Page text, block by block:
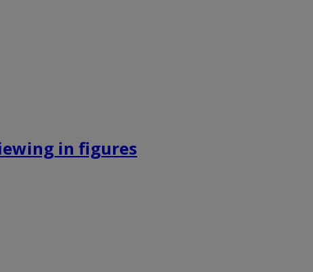
in figures